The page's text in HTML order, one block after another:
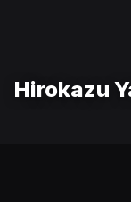
Hirokazu